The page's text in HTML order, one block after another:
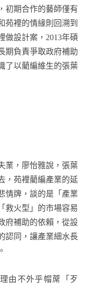
初期合作的藝師僅有
苑裡的情緣則回溯到
做設計案，2013年碩
期負責爭取政府補助
了以藺編維生的張葉
業，廖怡雅說，張葉
，苑裡藺編產業的延
情牌，談的是「產業
救火型」的市場容易
府補助的依賴，從設
認同，讓產業細水長
由不外乎帽蓆「歹